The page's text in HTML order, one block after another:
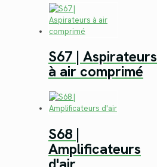
S67 | Aspirateurs
à air comprimé
S68 |
Amplificateurs